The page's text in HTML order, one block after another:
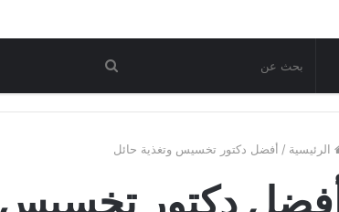
الرئيسية / أفضل دكتور تخسيس وتغذية حائل
أفضل دكتور تخسيس